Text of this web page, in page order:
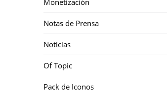
Notas de Prensa
Noticias
Of Topic
Pack de Iconos